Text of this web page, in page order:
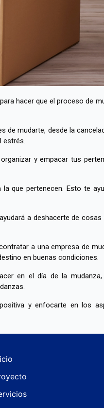
hacer que el proceso de
de mudarte, desde la
estrés.
y empacar tus
que pertenecen. Esto te
a deshacerte de cosas
a una empresa de
en buenas condiciones.
en el día de la mudanza,
y enfocarte en los